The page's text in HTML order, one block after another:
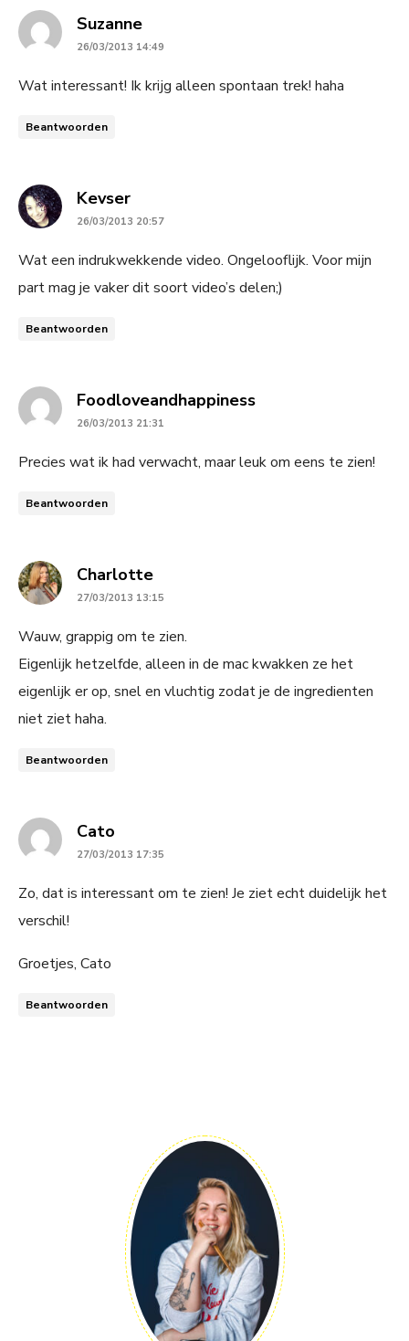
Suzannesays:
26/03/2013 14:49
Wat interessant! Ik krijg alleen spontaan trek! haha
Beantwoorden
Kevsersays:
26/03/2013 20:57
Wat een indrukwekkende video. Ongelooflijk. Voor mijn
part mag je vaker dit soort video’s delen;)
Beantwoorden
Foodloveandhappinesssays:
26/03/2013 21:31
Precies wat ik had verwacht, maar leuk om eens te zien!
Beantwoorden
Charlottesays:
27/03/2013 13:15
Wauw, grappig om te zien.
Eigenlijk hetzelfde, alleen in de mac kwakken ze het
eigenlijk er op, snel en vluchtig zodat je de ingredienten
niet ziet haha.
Beantwoorden
Cato
27/03/2013 17:35
Zo, dat is interessant om te zien! Je ziet echt duidelijk het
verschil!
Groetjes, Cato
Beantwoorden